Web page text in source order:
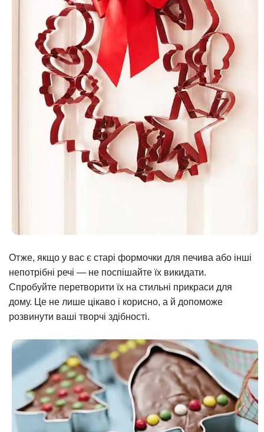
Отже, якщо у вас є старі формочки для печива або інші
непотрібні речі — не поспішайте їх викидати.
Спробуйте перетворити їх на стильні прикраси для
дому. Це не лише цікаво і корисно, а й допоможе
розвинути ваші творчі здібності.